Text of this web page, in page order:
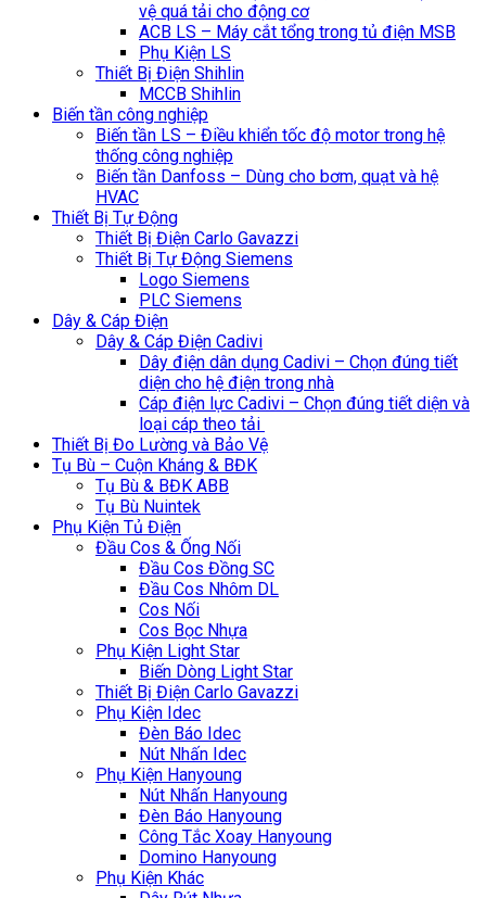
vệ quá tải cho động cơ
ACB LS – Máy cắt tổng trong tủ điện MSB
Phụ Kiện LS
Thiết Bị Điện Shihlin
MCCB Shihlin
Biến tần công nghiệp
Biến tần LS – Điều khiển tốc độ motor trong hệ
thống công nghiệp
Biến tần Danfoss – Dùng cho bơm, quạt và hệ
HVAC
Thiết Bị Tự Động
Thiết Bị Điện Carlo Gavazzi
Thiết Bị Tự Động Siemens
Logo Siemens
PLC Siemens
Dây & Cáp Điện
Dây & Cáp Điện Cadivi
Dây điện dân dụng Cadivi – Chọn đúng tiết
diện cho hệ điện trong nhà
Cáp điện lực Cadivi – Chọn đúng tiết diện và
loại cáp theo tải
Thiết Bị Đo Lường và Bảo Vệ
Tụ Bù – Cuộn Kháng & BĐK
Tụ Bù & BĐK ABB
Tụ Bù Nuintek
Phụ Kiện Tủ Điện
Đầu Cos & Ống Nối
Đầu Cos Đồng SC
Đầu Cos Nhôm DL
Cos Nối
Cos Bọc Nhựa
Phụ Kiện Light Star
Biến Dòng Light Star
Thiết Bị Điện Carlo Gavazzi
Phụ Kiện Idec
Đèn Báo Idec
Nút Nhấn Idec
Phụ Kiện Hanyoung
Nút Nhấn Hanyoung
Đèn Báo Hanyoung
Công Tắc Xoay Hanyoung
Domino Hanyoung
Phụ Kiện Khác